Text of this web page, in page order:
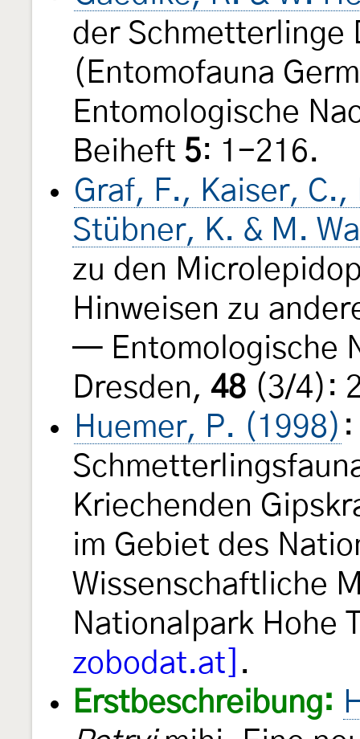
der Schmetterlinge
(Entomofauna
Entomologische
Beiheft 5: 1-216.
Graf, F., Kaiser,
Stübner, K. & M.
zu den
Hinweisen zu
— Entomologische
Dresden, 48 (3/4):
Huemer, P. (1998)
Kriechenden
im Gebiet des
Wissenschaftliche
Nationalpark Hohe
zobodat.at] .
Erstbeschreibung: